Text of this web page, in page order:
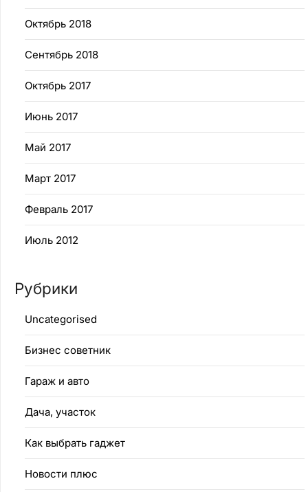
Октябрь 2018
Сентябрь 2018
Октябрь 2017
Июнь 2017
Май 2017
Март 2017
Февраль 2017
Июль 2012
Рубрики
Uncategorised
Бизнес советник
Гараж и авто
Дача, участок
Как выбрать гаджет
Новости плюс